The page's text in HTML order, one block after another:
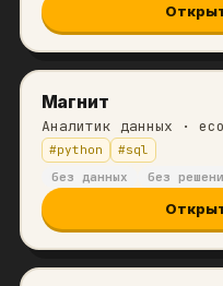
Магнит
Аналитик данных ·
#python #sql
без данных
без